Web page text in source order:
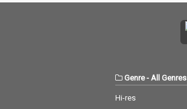
Genre- All Genres
Hi-res